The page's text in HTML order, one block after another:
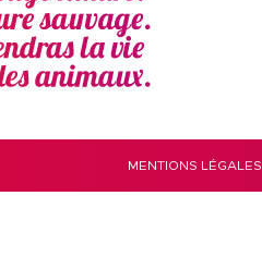
MENTIONS LÉGALES